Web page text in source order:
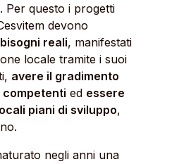
Per questo i progetti
devono
reali, manifestati
locale tramite i suoi
avere il gradimento
ed essere
piani di sviluppo,
negli anni una